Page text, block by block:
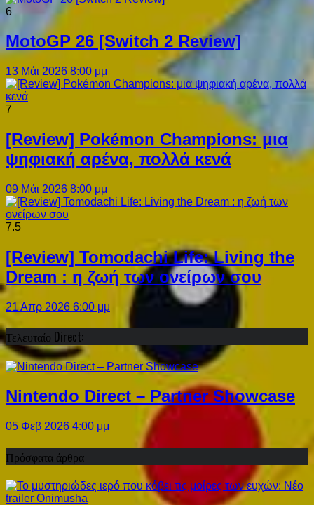
6
MotoGP 26 [Switch 2 Review]
13 Μάι 2026 8:00 μμ
7
[Review] Pokémon Champions: μια
ψηφιακή αρένα, πολλά κενά
09 Μάι 2026 8:00 μμ
7.5
[Review] Tomodachi Life: Living the
Dream : η ζωή των ονείρων σου
21 Απρ 2026 6:00 μμ
Τελευταίο Direct:
Nintendo Direct – Partner Showcase
05 Φεβ 2026 4:00 μμ
Πρόσφατα άρθρα